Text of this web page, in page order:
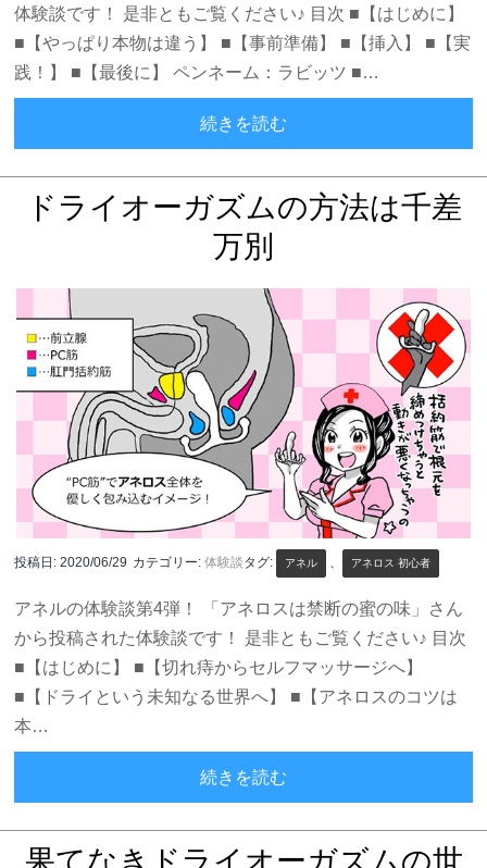
体験談です！ 是非ともご覧ください♪ 目次 ■【はじめに】
■【やっぱり本物は違う】 ■【事前準備】 ■【挿入】 ■【実
践！】 ■【最後に】 ペンネーム：ラビッツ ■…
続きを読む
ドライオーガズムの方法は千差
万別
投稿日:2020/06/29 カテゴリー:体験談タグ: アネル 、 アネロス 初心者
アネルの体験談第4弾！ 「アネロスは禁断の蜜の味」さん
から投稿された体験談です！ 是非ともご覧ください♪ 目次
■【はじめに】 ■【切れ痔からセルフマッサージへ】
■【ドライという未知なる世界へ】 ■【アネロスのコツは
本…
続きを読む